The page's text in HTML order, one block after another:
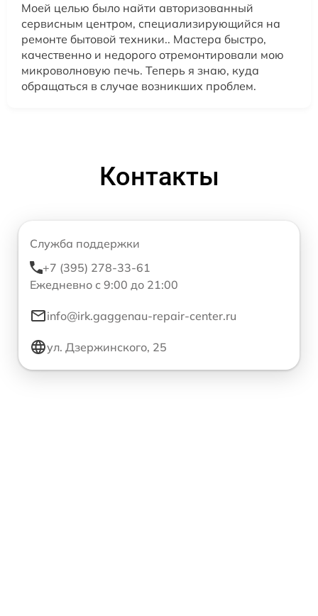
Моей целью было найти авторизованный
сервисным центром, специализирующийся на
ремонте бытовой техники.. Мастера быстро,
качественно и недорого отремонтировали мою
микроволновую печь. Теперь я знаю, куда
обращаться в случае возникших проблем.
Контакты
Служба поддержки
+7 (395) 278-33-61
Ежедневно с 9:00 до 21:00
info@irk.gaggenau-repair-center.ru
ул. Дзержинского, 25